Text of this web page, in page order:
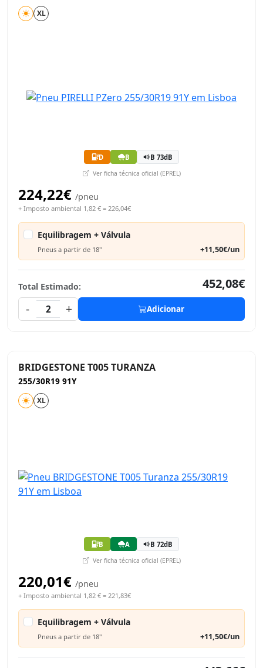
XL
D B B 73dB
Ver ficha técnica oficial (EPREL)
224,22€ /pneu
+ Imposto ambiental 1,82 € = 226,04€
Equilibragem + Válvula
Pneus a partir de 18" +11,50€/un
Total Estimado:
452,08€
-
2 + Adicionar
BRIDGESTONE T005 TURANZA
255/30R19 91Y
XL
B A B 72dB
Ver ficha técnica oficial (EPREL)
220,01€ /pneu
+ Imposto ambiental 1,82 € = 221,83€
Equilibragem + Válvula
Pneus a partir de 18" +11,50€/un